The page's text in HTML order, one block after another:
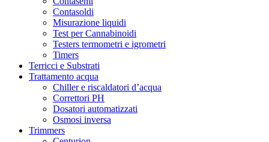
Contasoldi
Misurazione liquidi
Test per Cannabinoidi
Testers termometri e igrometri
Timers
Terricci e Substrati
Trattamento acqua
Chiller e riscaldatori d’acqua
Correttori PH
Dosatori automatizzati
Osmosi inversa
Trimmers